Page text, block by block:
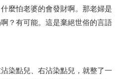
麼怕老婆的會發財啊。那老婦是
？有可能。這是棄絕世俗的言語
染點兒、右沾染點兒，就整了一